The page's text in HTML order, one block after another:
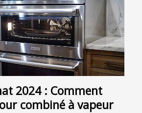
2024 : Comment
combiné à vapeur